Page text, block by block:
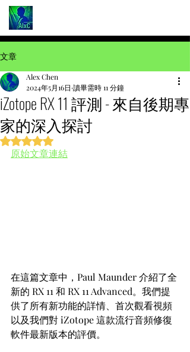
文章
iZotope RX 11 評測 - 來自後期專
家的深入探討
Alex Chen
2024年5月16日 讀畢需時 11 分鐘
評等為 NaN（最高為 5 顆星）。
原始文章連結
在這篇文章中，Paul Maunder 介紹了全
新的 RX 11 和 RX 11 Advanced。我們提
供了所有新功能的詳情、首次觀看視頻
以及我們對 iZotope 這款流行音頻修復
軟件最新版本的評價。